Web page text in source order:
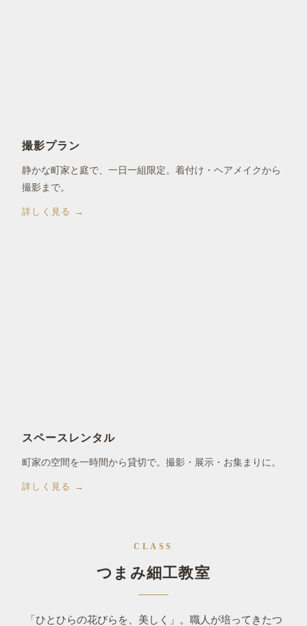
撮影プラン
静かな町家と庭で、一日一組限定。着付け・ヘアメイクから
撮影まで。
詳しく見る →
スペースレンタル
町家の空間を一時間から貸切で。撮影・展示・お集まりに。
詳しく見る →
CLASS
つまみ細工教室
「ひとひらの花びらを、美しく」。職人が培ってきたつ